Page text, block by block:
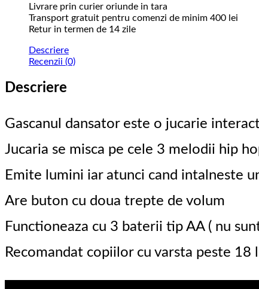
Livrare prin curier oriunde in tara
Transport gratuit pentru comenzi de minim 400 lei
Retur in termen de 14 zile
Descriere
Recenzii (0)
Descriere
Gascanul dansator este o jucarie
Jucaria se misca pe cele 3 melodii hip
Emite lumini iar atunci cand intalneste
Are buton cu doua trepte de volum
Functioneaza cu 3 baterii tip AA ( nu
Recomandat copiilor cu varsta peste 18